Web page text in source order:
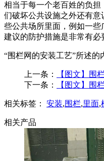
相当于每一个老百姓的负
们破坏公共设施之外还有
些公共场所里面，例如一
建议的防护措施是非常有必
“围栏网的安装工艺”所述
上一条：
【图文】围
下一条：
【图文】围
相关标签： 安装,围栏,里面,
相关产品